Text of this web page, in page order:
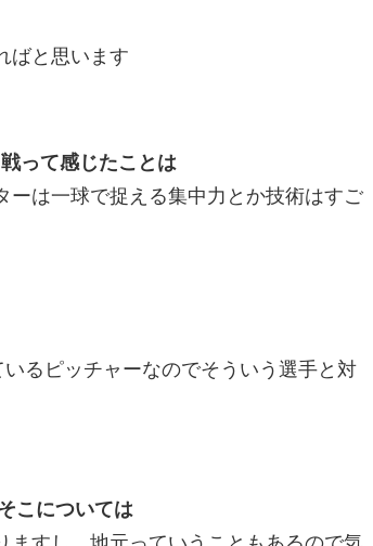
ばと思います
って感じたことは
ーは一球で捉える集中力とか技術はすご
るピッチャーなのでそういう選手と対
こについては